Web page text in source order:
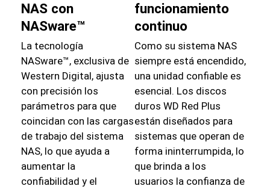
NAS con
NASware™
La tecnología
NASware™, exclusiva de
Western Digital, ajusta
con precisión los
parámetros para que
coincidan con las cargas
de trabajo del sistema
NAS, lo que ayuda a
aumentar la
confiabilidad y el
funcionamiento
continuo
Como su sistema NAS
siempre está encendido,
una unidad confiable es
esencial. Los discos
duros WD Red Plus
están diseñados para
sistemas que operan de
forma ininterrumpida, lo
que brinda a los
usuarios la confianza de